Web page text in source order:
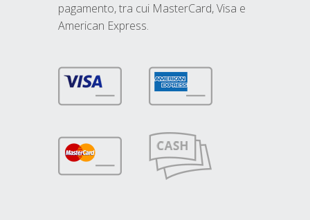
pagamento, tra cui MasterCard, Visa e
American Express.